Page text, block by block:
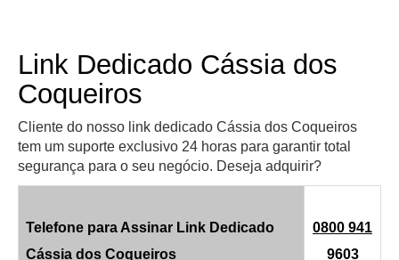
Link Dedicado Cássia dos
Coqueiros
Cliente do nosso link dedicado Cássia dos Coqueiros
tem um suporte exclusivo 24 horas para garantir total
segurança para o seu negócio. Deseja adquirir?
Telefone para Assinar Link Dedicado
Cássia dos Coqueiros
0800 941
9603